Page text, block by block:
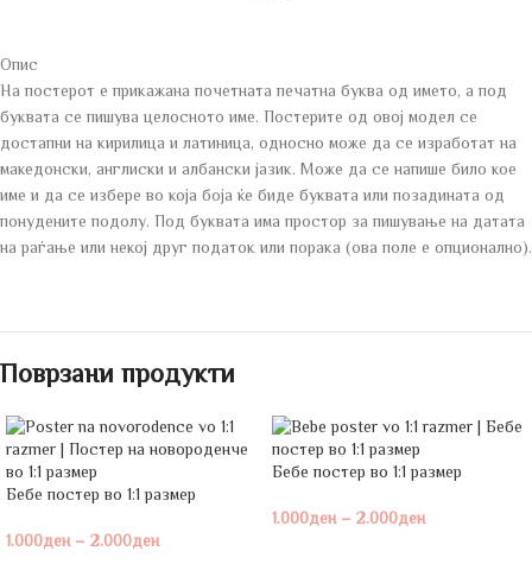
Опис
На постерот е прикажана почетната печатна буква од името, а под
буквата се пишува целосното име. Постерите од овој модел се
достапни на кирилица и латиница, односно може да се изработат на
македонски, англиски и албански јазик. Може да се напише било кое
име и да се избере во која боја ќе биде буквата или позадината од
понудените подолу. Под буквата има простор за пишување на датата
на раѓање или некој друг податок или порака (ова поле е опционално).
Поврзани продукти
Бебе постeр во 1:1 размер
1.000ден – 2.000ден
Бебе постeр во 1:1 размер
1.000ден – 2.000ден